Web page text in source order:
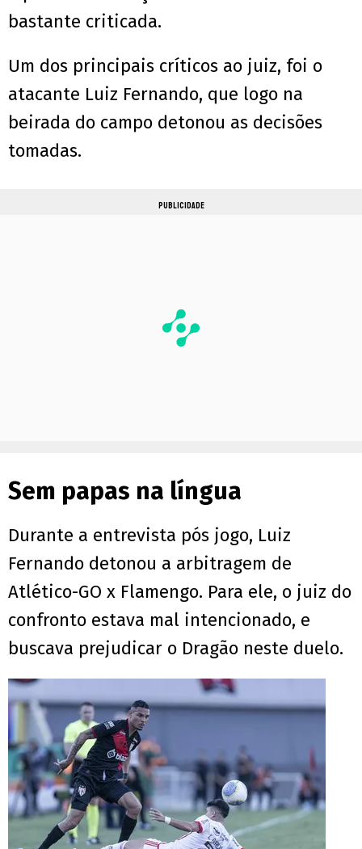
bastante criticada.
Um dos principais críticos ao juiz, foi o
atacante Luiz Fernando, que logo na
beirada do campo detonou as decisões
tomadas.
PUBLICIDADE
Sem papas na língua
Durante a entrevista pós jogo, Luiz
Fernando detonou a arbitragem de
Atlético-GO x Flamengo. Para ele, o juiz do
confronto estava mal intencionado, e
buscava prejudicar o Dragão neste duelo.